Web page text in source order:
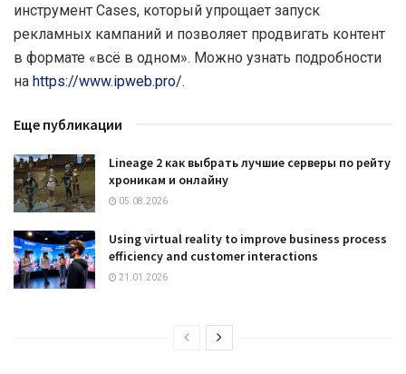
инструмент Cases, который упрощает запуск
рекламных кампаний и позволяет продвигать контент
в формате «всё в одном». Можно узнать подробности
на https://www.ipweb.pro/.
Еще публикации
Lineage 2 как выбрать лучшие серверы по рейту
хроникам и онлайну
05.08.2026
Using virtual reality to improve business process
efficiency and customer interactions
21.01.2026